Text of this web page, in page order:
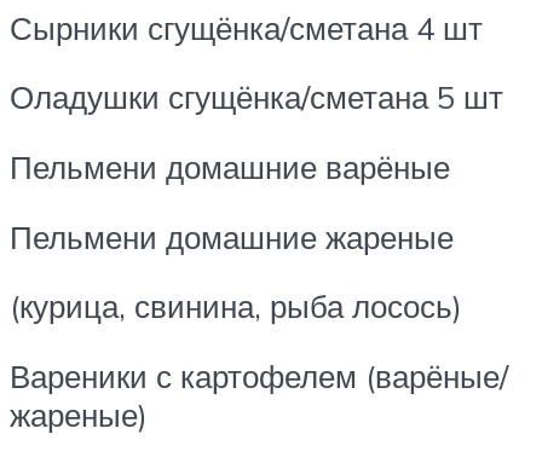
Сырники сгущёнка/сметана 4 шт
Оладушки сгущёнка/сметана 5 шт
Пельмени домашние варёные
Пельмени домашние жареные
(курица, свинина, рыба лосось)
Вареники с картофелем (варёные/
жареные)